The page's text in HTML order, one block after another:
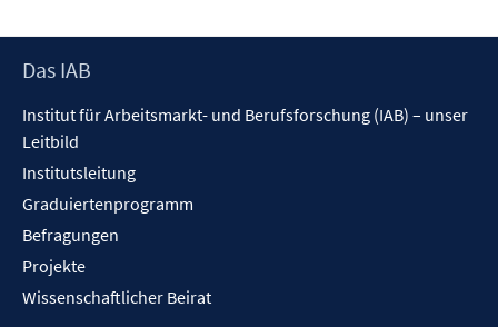
Footer
Das IAB
Institut für Arbeitsmarkt- und Berufsforschung (IAB) – unser
Leitbild
Institutsleitung
Graduiertenprogramm
Befragungen
Projekte
Wissenschaftlicher Beirat